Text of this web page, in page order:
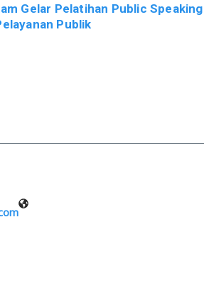
Gelar Pelatihan Public Speaking
Publik